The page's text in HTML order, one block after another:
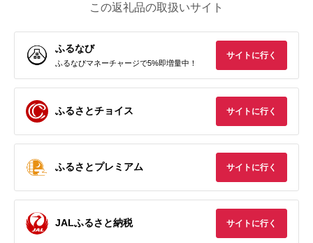
この返礼品の取扱いサイト
ふるなび
ふるなびマネーチャージで5%即増量中！
サイトに行く
ふるさとチョイス サイトに行く
ふるさとプレミアム サイトに行く
JALふるさと納税 サイトに行く